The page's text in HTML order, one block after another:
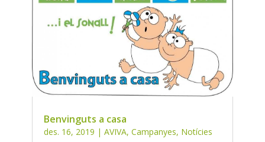
Benvinguts a casa
des. 16, 2019 | AVIVA, Campanyes, Notícies